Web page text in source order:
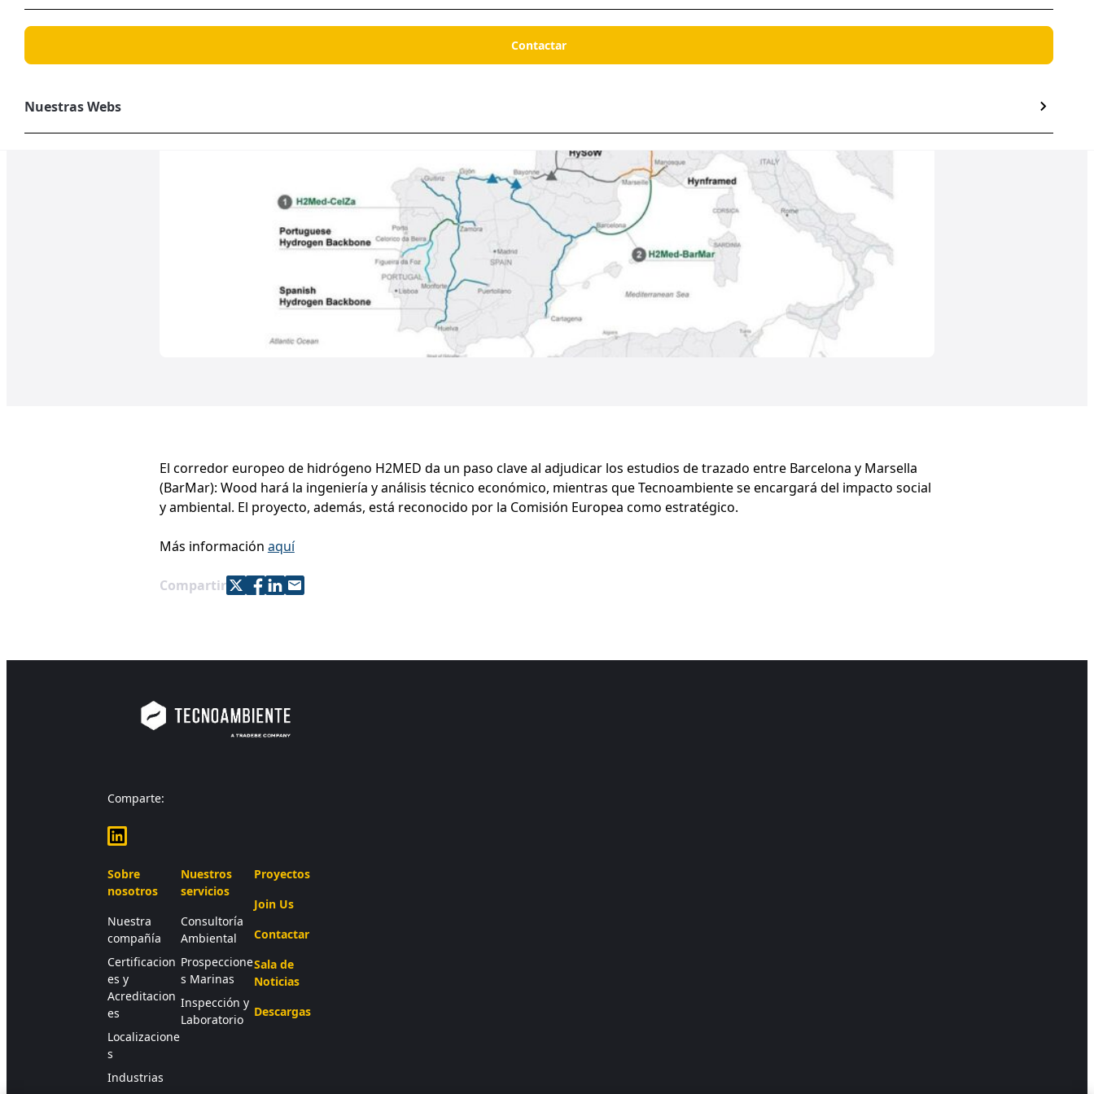
Nuestras Webs
Contactar
El corredor europeo de hidrógeno H2MED da un paso clave al adjudicar los estudios de trazado entre Barcelona y Marsella
(BarMar): Wood hará la ingeniería y análisis técnico económico, mientras que Tecnoambiente se encargará del impacto social
y ambiental. El proyecto, además, está reconocido por la Comisión Europea como estratégico.
Más información aquí
CompartirShare with Twitter
Share with Facebook
Share with LinkedIn
Share with e-mail
Comparte:
LinkedIn
Sobre
nosotros
Nuestra
compañía
Certificacion
es y
Acreditacion
es
Localizacione
s
Industrias
Nuestros
servicios
Consultoría
Ambiental
Prospeccione
s Marinas
Inspección y
Laboratorio
Proyectos
Join Us
Contactar
Sala de
Noticias
Descargas